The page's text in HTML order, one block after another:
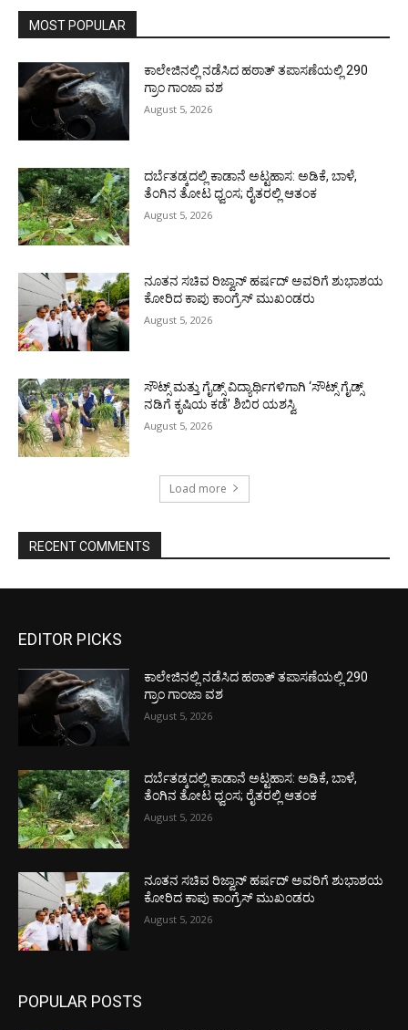
MOST POPULAR
ಕಾಲೇಜಿನಲ್ಲಿ ನಡೆಸಿದ ಹಠಾತ್ ತಪಾಸಣೆಯಲ್ಲಿ 290
ಗ್ರಾಂ ಗಾಂಜಾ ವಶ
August 5, 2026
ದರ್ಬೆತಡ್ಕದಲ್ಲಿ ಕಾಡಾನೆ ಅಟ್ಟಹಾಸ: ಅಡಿಕೆ, ಬಾಳೆ,
ತೆಂಗಿನ ತೋಟ ಧ್ವಂಸ; ರೈತರಲ್ಲಿ ಆತಂಕ
August 5, 2026
ನೂತನ ಸಚಿವ ರಿಜ್ವಾನ್ ಹರ್ಷದ್ ಅವರಿಗೆ ಶುಭಾಶಯ
ಕೋರಿದ ಕಾಪು ಕಾಂಗ್ರೆಸ್ ಮುಖಂಡರು
August 5, 2026
ಸೌಟ್ಸ್ ಮತ್ತು ಗೈಡ್ಸ್ ವಿದ್ಯಾರ್ಥಿಗಳಿಗಾಗಿ ‘ಸೌಟ್ಸ್ ಗೈಡ್ಸ್
ನಡಿಗೆ ಕೃಷಿಯ ಕಡೆ’ ಶಿಬಿರ ಯಶಸ್ವಿ
August 5, 2026
Load more
RECENT COMMENTS
EDITOR PICKS
ಕಾಲೇಜಿನಲ್ಲಿ ನಡೆಸಿದ ಹಠಾತ್ ತಪಾಸಣೆಯಲ್ಲಿ 290
ಗ್ರಾಂ ಗಾಂಜಾ ವಶ
August 5, 2026
ದರ್ಬೆತಡ್ಕದಲ್ಲಿ ಕಾಡಾನೆ ಅಟ್ಟಹಾಸ: ಅಡಿಕೆ, ಬಾಳೆ,
ತೆಂಗಿನ ತೋಟ ಧ್ವಂಸ; ರೈತರಲ್ಲಿ ಆತಂಕ
August 5, 2026
ನೂತನ ಸಚಿವ ರಿಜ್ವಾನ್ ಹರ್ಷದ್ ಅವರಿಗೆ ಶುಭಾಶಯ
ಕೋರಿದ ಕಾಪು ಕಾಂಗ್ರೆಸ್ ಮುಖಂಡರು
August 5, 2026
POPULAR POSTS